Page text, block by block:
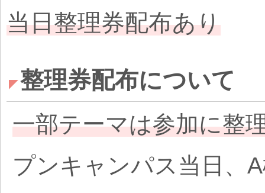
当日整理券配布あり
整理券配布について
一部テーマは参加に整
プンキャンパス当日、